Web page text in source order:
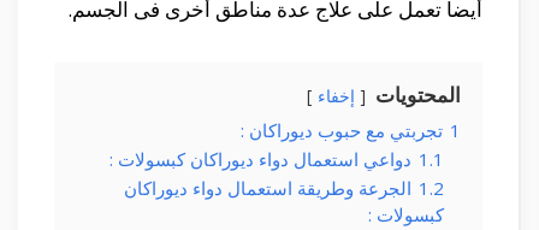
أيضا تعمل على علاج عدة مناطق أخرى فى الجسم.
المحتويات إخفاء
1 تجربتي مع حبوب ديوراكان :
1.1 دواعي استعمال دواء ديوراكان كبسولات :
1.2 الجرعة وطريقة استعمال دواء ديوراكان
كبسولات :